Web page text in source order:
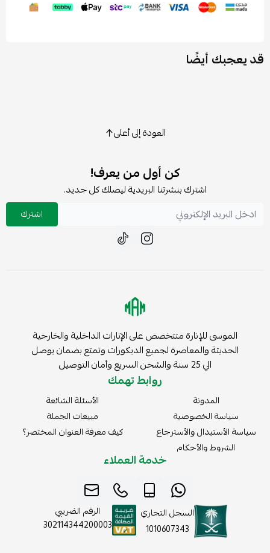
قد يعجبك أيضًا
العودة إلى أعلى
كن أول من يعرف!
اشترك بنشرتنا البريدية ليصلك كل جديد.
اشترك
الموسى للإنارة متتخصص على الإنارات الداخلية والخارجية
الحديثة والمعاصرة لجميع الديكورات وتمتع بضمان يوصل
الي 25 سنة والشحن السريع وأمان التوصيل
روابط تهمك
المدونة
سياسة الخصوصية
سياسة الأستبدال والأسترجاع
الشروط والأحكام
الأسئلة الشائعة
مبيعات الجملة
كيف معرفة العنوان المختصر؟
خدمة العملاء
السجل التجاري
1010607343
الرقم الضريبي
302114344200003